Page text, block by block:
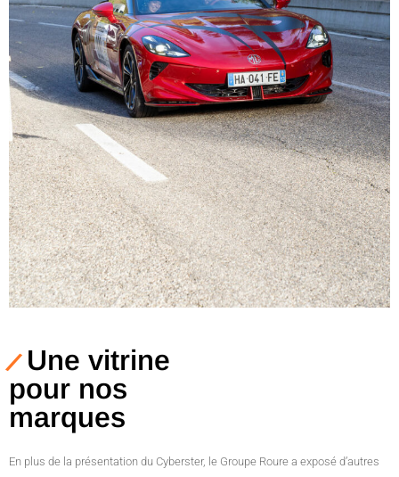
Une vitrine
pour nos
marques
En plus de la présentation du Cyberster, le Groupe Roure a exposé d’autres